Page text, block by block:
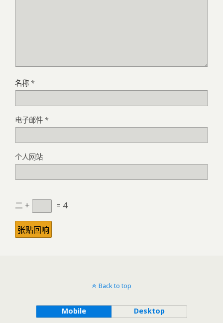
名称 *
电子邮件 *
个人网站
二 + = 4
Back to top
Mobile Desktop